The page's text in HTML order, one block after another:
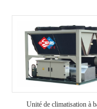
Unité de climatisation à